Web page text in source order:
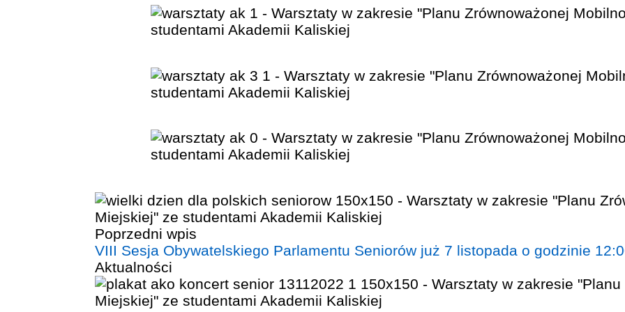
Poprzedni wpis
VIII Sesja Obywatelskiego Parlamentu Seniorów już 7 listopada o godzinie
Aktualności